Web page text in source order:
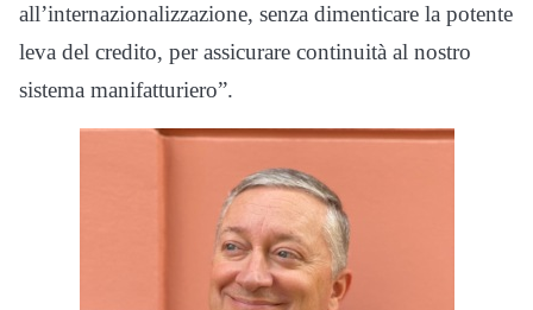
all’internazionalizzazione, senza dimenticare la potente
leva del credito, per assicurare continuità al nostro
sistema manifatturiero”.